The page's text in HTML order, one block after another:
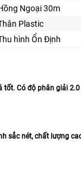
Ngoại 30m
Plastic
hình Ổn Định
tốt. Có độ phân giải
sắc nét, chất lượng